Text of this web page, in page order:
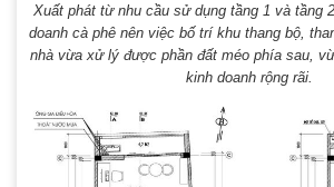
Xuất phát từ nhu cầu sử dụng tầng 1 và tầng
doanh cà phê nên việc bố trí khu thang bộ,
nhà vừa xử lý được phần đất méo phía sau,
kinh doanh rộng rãi.